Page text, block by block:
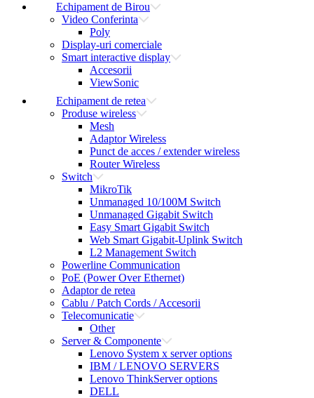
Echipament de Birou
Video Conferinta
Poly
Display-uri comerciale
Smart interactive display
Accesorii
ViewSonic
Echipament de retea
Produse wireless
Mesh
Adaptor Wireless
Punct de acces / extender wireless
Router Wireless
Switch
MikroTik
Unmanaged 10/100M Switch
Unmanaged Gigabit Switch
Easy Smart Gigabit Switch
Web Smart Gigabit-Uplink Switch
L2 Management Switch
Powerline Communication
PoE (Power Over Ethernet)
Adaptor de retea
Cablu / Patch Cords / Accesorii
Telecomunicatie
Other
Server & Componente
Lenovo System x server options
IBM / LENOVO SERVERS
Lenovo ThinkServer options
DELL